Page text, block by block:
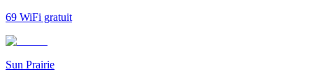
69 WiFi gratuit
Sun Prairie